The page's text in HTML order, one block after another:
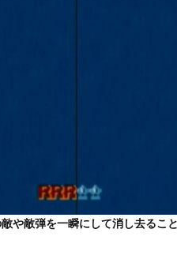
や敵弾を一瞬にして消し去る